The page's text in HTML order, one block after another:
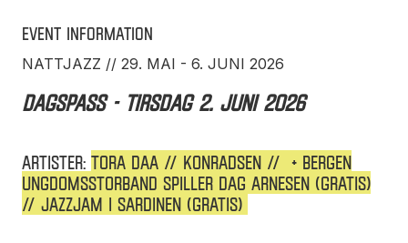
Event information
NATTJAZZ // 29. MAI - 6. JUNI 2026
DAGSPASS - tirsdag 2. juni 2026
ARTISTER: TORA DAA // KONRADSEN // + BERGEN
UNGDOMSSTORBAND SPILLER DAG ARNESEN (gratis)
// JAZZJAM I SARDINEN (gratis)